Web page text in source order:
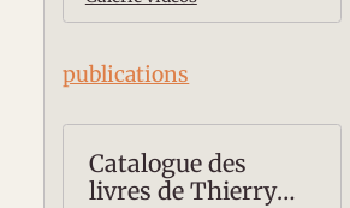
publications
Catalogue des
livres de Thierry